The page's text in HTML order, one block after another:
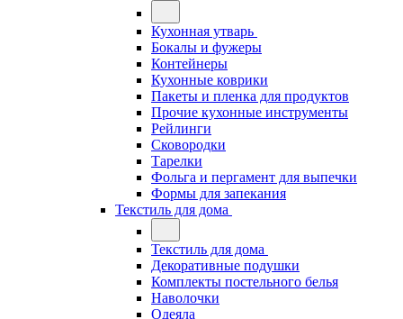
Кухонная утварь
Бокалы и фужеры
Контейнеры
Кухонные коврики
Пакеты и пленка для продуктов
Прочие кухонные инструменты
Рейлинги
Сковородки
Тарелки
Фольга и пергамент для выпечки
Формы для запекания
Текстиль для дома
Текстиль для дома
Декоративные подушки
Комплекты постельного белья
Наволочки
Одеяла